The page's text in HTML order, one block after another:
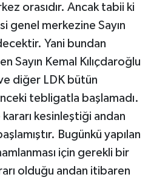
orasıdır. Ancak tabii ki
genel merkezine Sayın
Yani bundan
Sayın Kemal Kılıçdaroğlu
diğer LDK bütün
tebligatla başlamadı.
kararı kesinleştiği andan
Bugünkü yapılan
için gerekli bir
olduğu andan itibaren